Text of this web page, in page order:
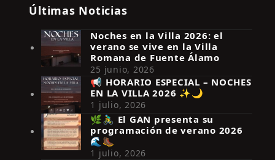
Síguenos en Instagram
Últimas Noticias
Noches en la Villa 2026: el
verano se vive en la Villa
Romana de Fuente Álamo
25 junio, 2026
📢 HORARIO ESPECIAL – NOCHES
EN LA VILLA 2026 ✨🌙
1 julio, 2026
🌿🚴‍♂️ El GAN presenta su
programación de verano 2026
🌊🥾
1 julio, 2026